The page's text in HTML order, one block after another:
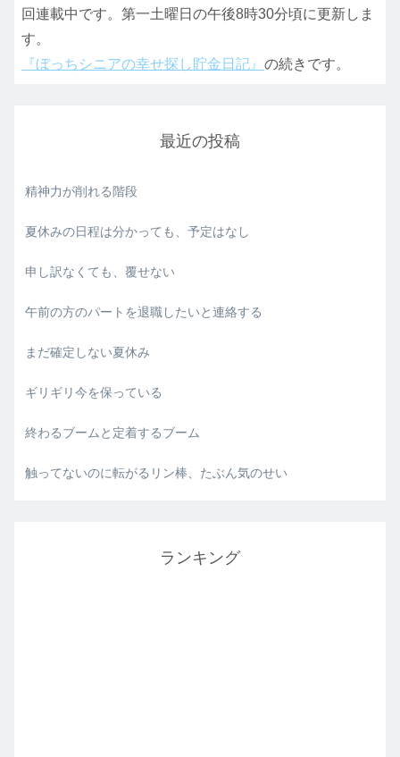
回連載中です。第一土曜日の午後8時30分頃に更新しま
す。
『ぼっちシニアの幸せ探し貯金日記』 の続きです。
最近の投稿
精神力が削れる階段
夏休みの日程は分かっても、予定はなし
申し訳なくても、覆せない
午前の方のパートを退職したいと連絡する
まだ確定しない夏休み
ギリギリ今を保っている
終わるブームと定着するブーム
触ってないのに転がるリン棒、たぶん気のせい
ランキング